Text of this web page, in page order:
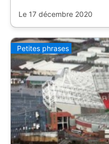
Le 17 décembre 2020
Petites phrases